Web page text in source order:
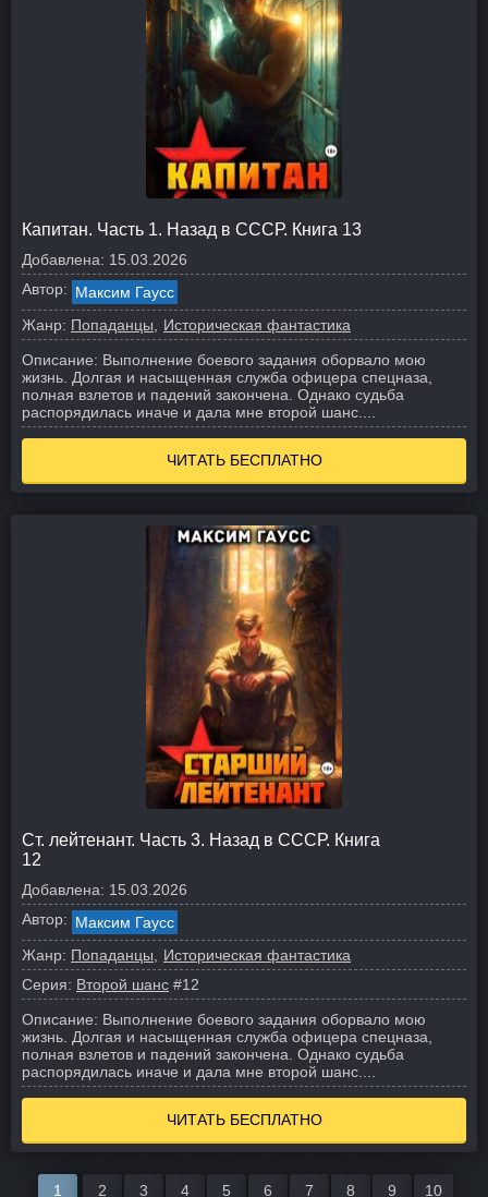
Капитан. Часть 1. Назад в СССР. Книга 13
Добавлена: 15.03.2026
Автор: Максим Гаусс
Жанр: Попаданцы
Историческая фантастика
Описание: Выполнение боевого задания оборвало мою
жизнь. Долгая и насыщенная служба офицера спецназа,
полная взлетов и падений закончена. Однако судьба
распорядилась иначе и дала мне второй шанс.
ЧИТАТЬ БЕСПЛАТНО
Ст. лейтенант. Часть 3. Назад в СССР. Книга
12
Добавлена: 15.03.2026
Автор: Максим Гаусс
Жанр: Попаданцы
Историческая фантастика
Серия: Второй шанс #12
Описание: Выполнение боевого задания оборвало мою
жизнь. Долгая и насыщенная служба офицера спецназа,
полная взлетов и падений закончена. Однако судьба
распорядилась иначе и дала мне второй шанс.
ЧИТАТЬ БЕСПЛАТНО
1 2 3 4 5 6 7 8 9 10